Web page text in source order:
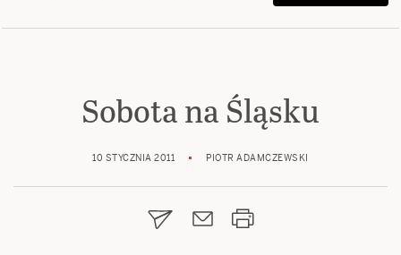
Sobota na Śląsku
10 STYCZNIA 2011 PIOTR ADAMCZEWSKI